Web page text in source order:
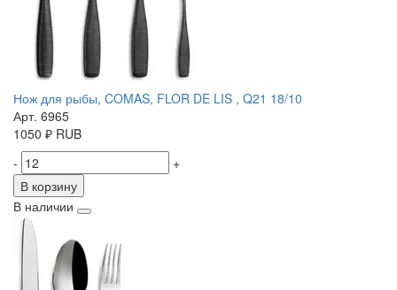
Нож для рыбы, COMAS, FLOR DE LIS , Q21 18/10
Арт. 6965
1050 ₽ RUB
-
+
В корзину
В наличии